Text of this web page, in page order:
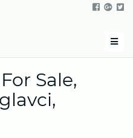
Menu
Sale,